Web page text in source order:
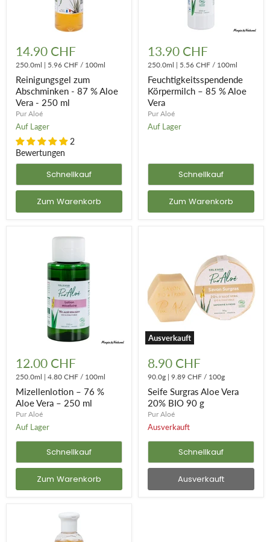
zum
Abschminken
87
%
Aloe
Vera
250
ml
14.90 CHF
250.0ml | 5.96 CHF / 100ml
Reinigungsgel zum
Abschminken - 87 % Aloe
Vera - 250 ml
Pur Aloé
Auf Lager
2
Bewertungen
Schnellkauf
Zum Warenkorb
Körpermilch
–
85
%
Aloe
Vera
13.90 CHF
250.0ml | 5.56 CHF / 100ml
Feuchtigkeitsspendende
Körpermilch – 85 % Aloe
Vera
Pur Aloé
Auf Lager
Schnellkauf
Zum Warenkorb
76
%
Aloe
Vera
–
250
ml
12.00 CHF
250.0ml | 4.80 CHF / 100ml
Mizellenlotion – 76 %
Aloe Vera – 250 ml
Pur Aloé
Auf Lager
Schnellkauf
Zum Warenkorb
Ausverkauft
Surgras
Aloe
Vera
20%
BIO
90
g
8.90 CHF
90.0g | 9.89 CHF / 100g
Seife Surgras Aloe Vera
20% BIO 90 g
Pur Aloé
Ausverkauft
Schnellkauf
Ausverkauft